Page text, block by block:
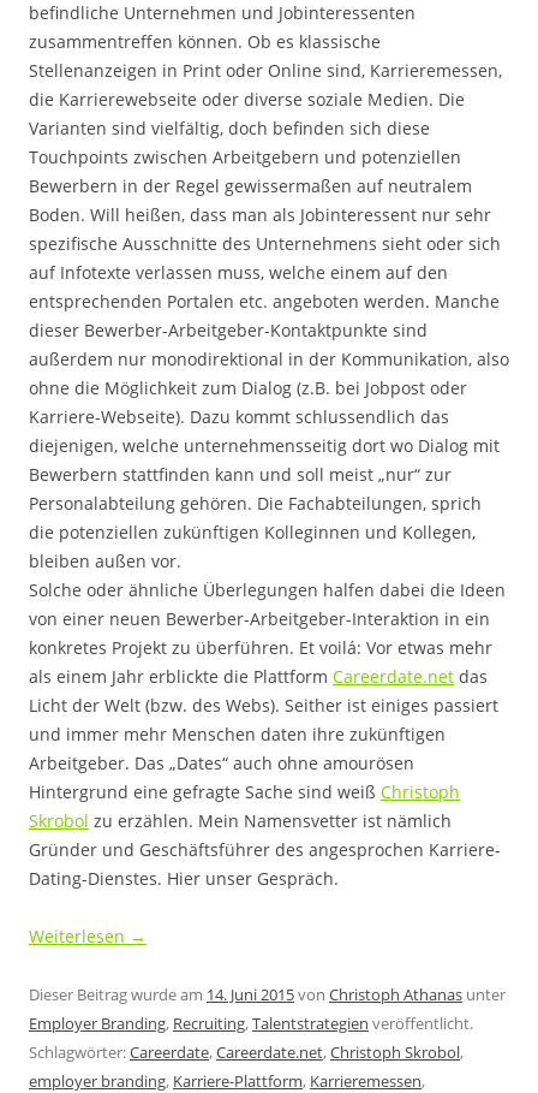
befindliche Unternehmen und Jobinteressenten
zusammentreffen können. Ob es klassische
Stellenanzeigen in Print oder Online sind, Karrieremessen,
die Karrierewebseite oder diverse soziale Medien. Die
Varianten sind vielfältig, doch befinden sich diese
Touchpoints zwischen Arbeitgebern und potenziellen
Bewerbern in der Regel gewissermaßen auf neutralem
Boden. Will heißen, dass man als Jobinteressent nur sehr
spezifische Ausschnitte des Unternehmens sieht oder sich
auf Infotexte verlassen muss, welche einem auf den
entsprechenden Portalen etc. angeboten werden. Manche
dieser Bewerber-Arbeitgeber-Kontaktpunkte sind
außerdem nur monodirektional in der Kommunikation, also
ohne die Möglichkeit zum Dialog (z.B. bei Jobpost oder
Karriere-Webseite). Dazu kommt schlussendlich das
diejenigen, welche unternehmensseitig dort wo Dialog mit
Bewerbern stattfinden kann und soll meist „nur“ zur
Personalabteilung gehören. Die Fachabteilungen, sprich
die potenziellen zukünftigen Kolleginnen und Kollegen,
bleiben außen vor.
Solche oder ähnliche Überlegungen halfen dabei die Ideen
von einer neuen Bewerber-Arbeitgeber-Interaktion in ein
konkretes Projekt zu überführen. Et voilá: Vor etwas mehr
als einem Jahr erblickte die Plattform Careerdate.net das
Licht der Welt (bzw. des Webs). Seither ist einiges passiert
und immer mehr Menschen daten ihre zukünftigen
Arbeitgeber. Das „Dates“ auch ohne amourösen
Hintergrund eine gefragte Sache sind weiß Christoph
Skrobol zu erzählen. Mein Namensvetter ist nämlich
Gründer und Geschäftsführer des angesprochen Karriere-
Dating-Dienstes. Hier unser Gespräch.
Weiterlesen →
Dieser Beitrag wurde am 14. Juni 2015von Christoph Athanas unter
Employer Branding, Recruiting,Talentstrategien veröffentlicht.
Schlagwörter:Careerdate,Careerdate.net,Christoph Skrobol,
employer branding, Karriere-Plattform, Karrieremessen,